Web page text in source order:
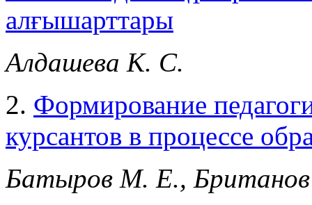
алғышарттары
Алдашева К. С.
2. Формирование
курсантов в процессе
Батыров М. Е.,